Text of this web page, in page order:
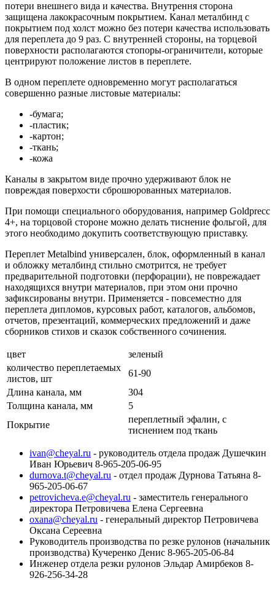
потери внешнего вида и качества. Внутрення сторона
защищена лакокрасочным покрытием. Канал металбинд с
покрытием под холст можно без потери качества использовать
для переплета до 9 раз. С внутренней стороны, на торцевой
поверхности располагаются стопоры-ограничители, которые
центрируют положение листов в переплете.
В одном переплете одновременно могут располагаться
совершенно разные листовые материалы:
-бумага;
-пластик;
-картон;
-ткань;
-кожа
Каналы в закрытом виде прочно удерживают блок не
повреждая поверхости сброшюрованных материалов.
При помощи специального оборудования, например Goldprecc
4+, на торцовой стороне можно делать тиснение фольгой, для
этого необходимо докупить соответствующую приставку.
Переплет Metalbind универсален, блок, оформленный в канал
и обложку металбинд стильно смотрится, не требует
предварительной подготовки (перфорации), не поврежадает
находящихся внутри материалов, при этом они прочно
зафиксированы внутри. Применяется - повсеместно для
переплета дипломов, курсовых работ, каталогов, альбомов,
отчетов, презентаций, коммерческих предложений и даже
сборников стихов и сказок собственного сочинения.
цвет
зеленый
количество переплетаемых
листов, шт
61-90
Длина канала, мм
304
Толщина канала, мм
5
Покрытие
переплетный эфалин, с
тиснением под ткань
ivan@cheyal.ru - руководитель отдела продаж Душечкин
Иван Юрьевич 8-965-205-06-95
durnova.t@cheyal.ru - отдел продаж Дурнова Татьяна 8-
965-205-06-67
petrovicheva.e@cheyal.ru - заместитель генерального
директора Петровичева Елена Сергеевна
oxana@cheyal.ru - генеральный директор Петровичева
Оксана Сереевна
Руководитель производства по резке рулонов (начальник
производства) Кучеренко Денис 8-965-205-06-84
Инженер отдела резки рулонов Эльдар Амирбеков 8-
926-256-34-28